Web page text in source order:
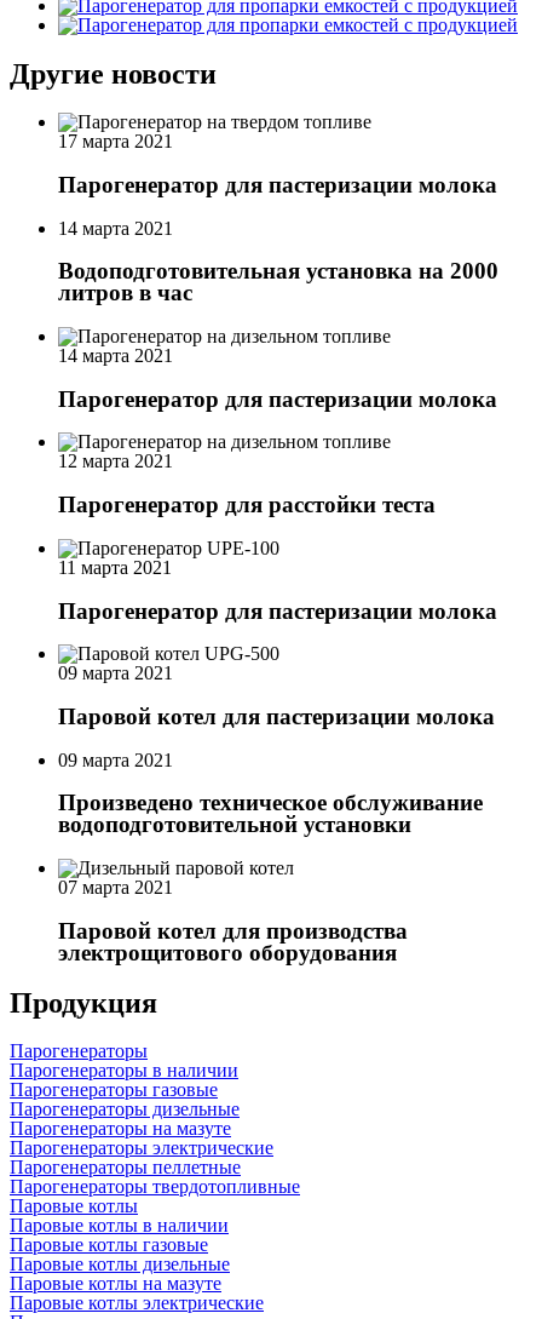
Другие новости
17 марта 2021
Парогенератор для пастеризации молока
14 марта 2021
Водоподготовительная установка на 2000
литров в час
14 марта 2021
Парогенератор для пастеризации молока
12 марта 2021
Парогенератор для расстойки теста
11 марта 2021
Парогенератор для пастеризации молока
09 марта 2021
Паровой котел для пастеризации молока
09 марта 2021
Произведено техническое обслуживание
водоподготовительной установки
07 марта 2021
Паровой котел для производства
электрощитового оборудования
Продукция
Парогенераторы
Парогенераторы в наличии
Парогенераторы газовые
Парогенераторы дизельные
Парогенераторы на мазуте
Парогенераторы электрические
Парогенераторы пеллетные
Парогенераторы твердотопливные
Паровые котлы
Паровые котлы в наличии
Паровые котлы газовые
Паровые котлы дизельные
Паровые котлы на мазуте
Паровые котлы электрические